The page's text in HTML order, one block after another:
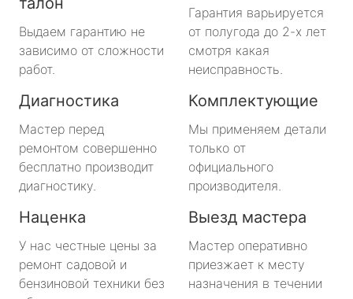
Выдаем гарантию не
зависимо от сложности
работ.
Гарантия варьируется
от полугода до 2-х лет
смотря какая
неисправность.
Диагностика
Мастер перед
ремонтом совершенно
бесплатно производит
диагностику.
Комплектующие
Мы применяем детали
только от
официального
производителя.
Наценка
У нас честные цены за
ремонт садовой и
бензиновой техники без
Выезд мастера
Мастер оперативно
приезжает к месту
назначения в течении